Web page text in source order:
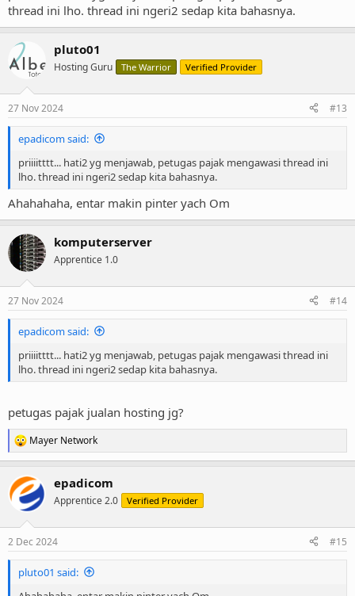
thread ini lho. thread ini ngeri2 sedap kita bahasnya.
pluto01
Hosting Guru The Warrior Verified Provider
27 Nov 2024 #13
epadicom said:
priiiitttt... hati2 yg menjawab, petugas pajak mengawasi thread ini
lho. thread ini ngeri2 sedap kita bahasnya.
Ahahahaha, entar makin pinter yach Om
komputerserver
Apprentice 1.0
27 Nov 2024 #14
epadicom said:
priiiitttt... hati2 yg menjawab, petugas pajak mengawasi thread ini
lho. thread ini ngeri2 sedap kita bahasnya.
petugas pajak jualan hosting jg?
R
e
c
t
s
:
Mayer Network
epadicom
Apprentice 2.0 Verified Provider
2 Dec 2024 #15
pluto01 said: